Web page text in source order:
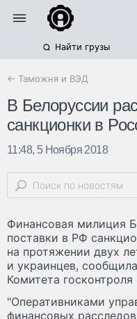
Найти грузы
← Таможня и ВЭД
В Белоруссии
санкционки в
11:48, 5 Ноября 2018
Финансовая милиция
поставки в РФ
на протяжении двух
и украинцев,
Комитета
"Оперативниками
финансовых